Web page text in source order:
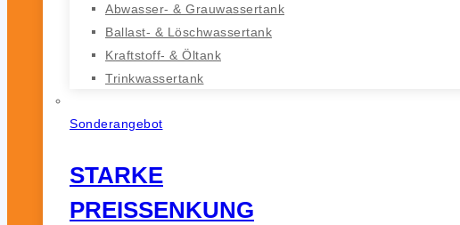
Abwasser- & Grauwassertank
Ballast- & Löschwassertank
Kraftstoff- & Öltank
Trinkwassertank
Sonderangebot
STARKE
PREISSENKUNG